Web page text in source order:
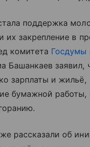
поддержка
их закрепление в
комитета Госдумы
Башанкаев заявил,
зарплаты и жильё,
бумажной работы,
рассказали об